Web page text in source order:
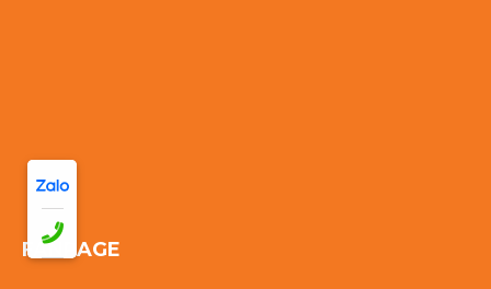
FANPAGE